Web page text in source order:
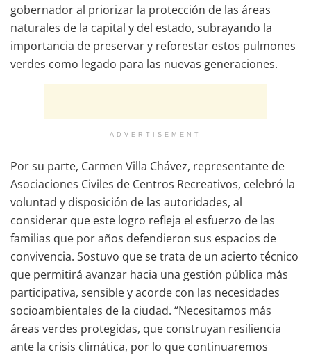
gobernador al priorizar la protección de las áreas
naturales de la capital y del estado, subrayando la
importancia de preservar y reforestar estos pulmones
verdes como legado para las nuevas generaciones.
ADVERTISEMENT
Por su parte, Carmen Villa Chávez, representante de
Asociaciones Civiles de Centros Recreativos, celebró la
voluntad y disposición de las autoridades, al
considerar que este logro refleja el esfuerzo de las
familias que por años defendieron sus espacios de
convivencia. Sostuvo que se trata de un acierto técnico
que permitirá avanzar hacia una gestión pública más
participativa, sensible y acorde con las necesidades
socioambientales de la ciudad. “Necesitamos más
áreas verdes protegidas, que construyan resiliencia
ante la crisis climática, por lo que continuaremos